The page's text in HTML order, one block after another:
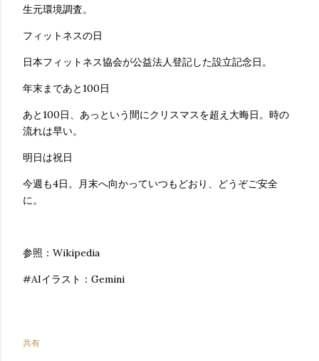
生元環境調査。
フィットネスの日
日本フィットネス協会が公益法人登記した設立記念日。
年末まであと100日
あと100日、あっという間にクリスマスを超え大晦日。時の
流れは早い。
明日は祝日
今週も4日。月末へ向かっていつもどおり、どうぞご安全
に。
参照：Wikipedia
#AIイラスト：Gemini
共有